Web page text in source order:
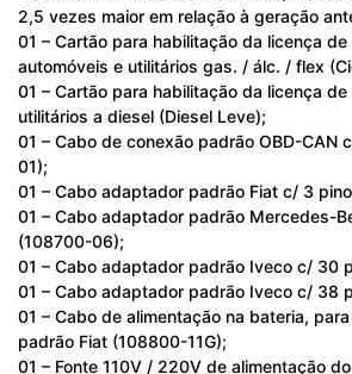
2,5 vezes maior em relação à geração
01 – Cartão para habilitação da licença
automóveis e utilitários gas. / álc. / flex
01 – Cartão para habilitação da licença
utilitários a diesel (Diesel Leve);
01 – Cabo de conexão padrão OBD-CAN
01);
01 – Cabo adaptador padrão Fiat c/ 3
01 – Cabo adaptador padrão Mercedes-
(108700-06);
01 – Cabo adaptador padrão Iveco c/ 30
01 – Cabo adaptador padrão Iveco c/ 38
01 – Cabo de alimentação na bateria,
padrão Fiat (108800-11G);
01 – Fonte 110V / 220V de alimentação